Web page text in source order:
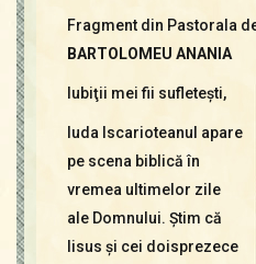
Fragment din Pastorala
BARTOLOMEU ANANIA
Iubiţii mei fii sufleteşti,
Iuda Iscarioteanul apare
pe scena biblică în
vremea ultimelor zile
ale Domnului. Ştim că
Iisus şi cei doisprezece